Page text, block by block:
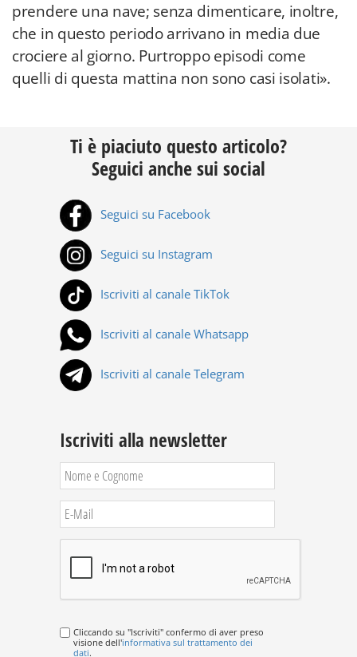
prendere una nave; senza dimenticare, inoltre,
che in questo periodo arrivano in media due
crociere al giorno. Purtroppo episodi come
quelli di questa mattina non sono casi isolati».
Ti è piaciuto questo articolo?
Seguici anche sui social
Seguici su Facebook
Seguici su Instagram
Iscriviti al canale TikTok
Iscriviti al canale Whatsapp
Iscriviti al canale Telegram
Iscriviti alla newsletter
Cliccando su "Iscriviti" confermo di aver preso
visione dell'informativa sul trattamento dei
dati.